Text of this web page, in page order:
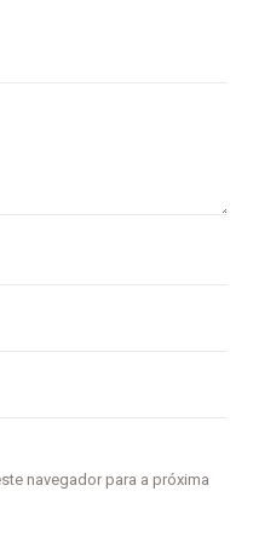
navegador para a próxima